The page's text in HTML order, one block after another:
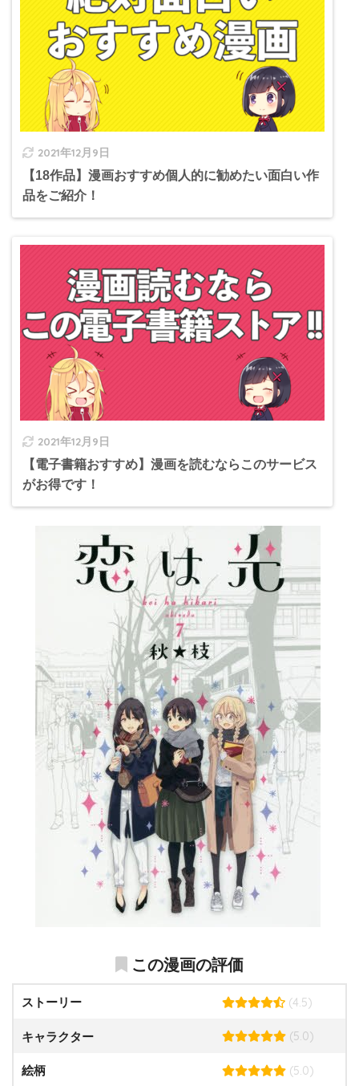
2021年12月9日
【18作品】漫画おすすめ個人的に勧めたい面白い作
品をご紹介！
2021年12月9日
【電子書籍おすすめ】漫画を読むならこのサービス
がお得です！
この漫画の評価
ストーリー (4.5)
キャラクター (5.0)
絵柄 (5.0)